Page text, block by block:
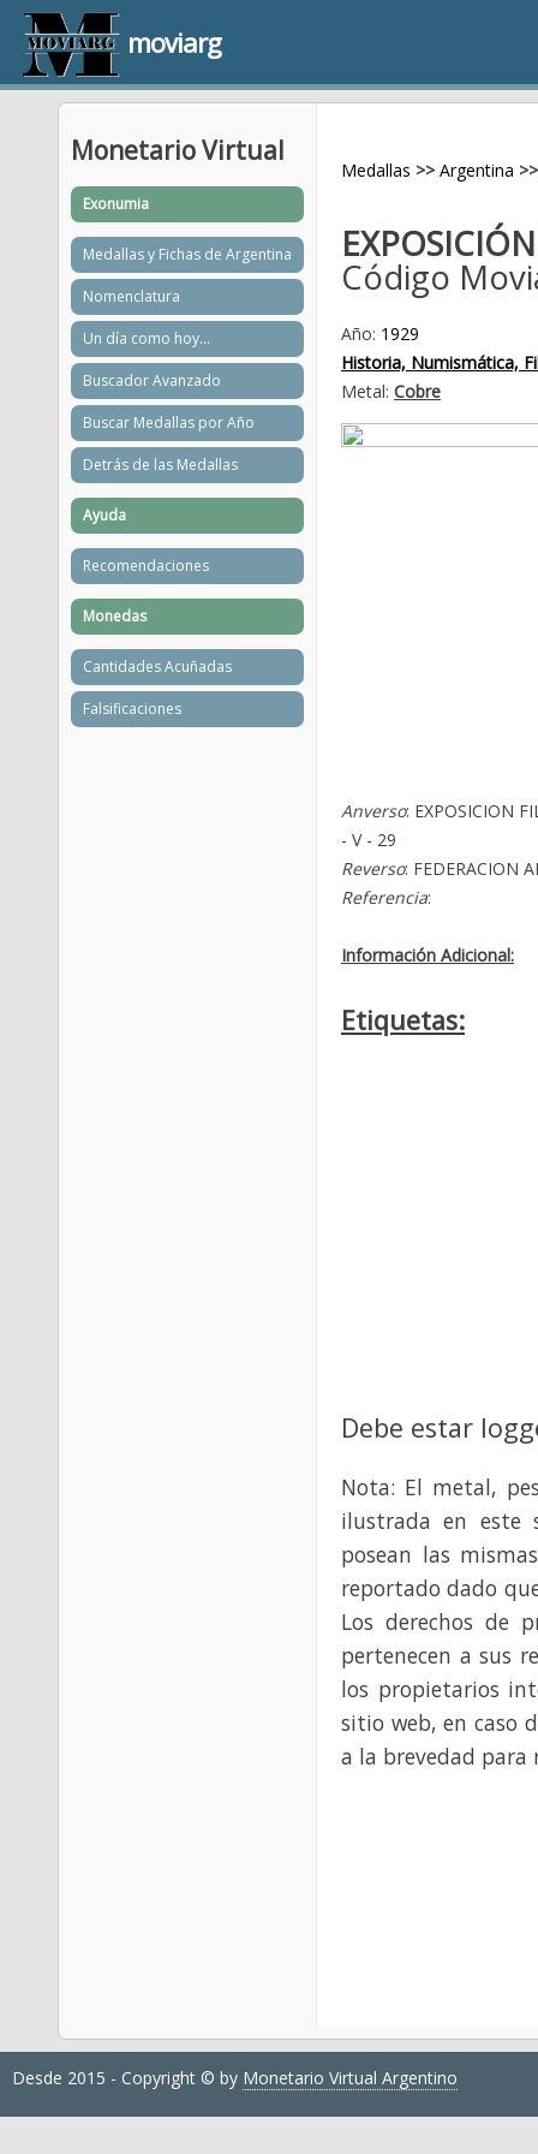
moviarg
Medallas >> Argentina >>
Código
Año: 1929
Historia, Numismática,
Metal: Cobre
Anverso: EXPOSICION
- V - 29
Reverso: FEDERACION
Referencia:
Información Adicional:
Etiquetas:
Debe estar
Nota: El metal,
ilustrada en este
posean las
reportado dado
Los derechos de
pertenecen a sus
los propietarios
sitio web, en caso
a la brevedad para
Monetario Virtual
Exonumia
Medallas y Fichas de Argentina
Nomenclatura
Un día como hoy...
Buscador Avanzado
Buscar Medallas por Año
Detrás de las Medallas
Ayuda
Recomendaciones
Monedas
Cantidades Acuñadas
Falsificaciones
Desde 2015 - Copyright © by Monetario Virtual Argentino